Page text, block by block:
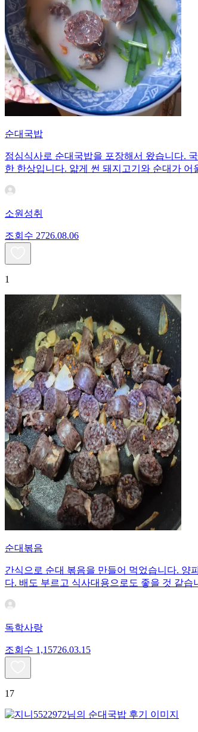
순대국밥
점심식사로 순대국밥을 포장해서 왔습니다.
한 한상입니다. 얇게 썬 돼지고기와 순대가 어
소원성취
조회수 2726.08.06
1
순대볶음
간식으로 순대 볶음을 만들어 먹었습니다. 양
다. 배도 부르고 식사대용으로도 좋을 것 같습
독학사랑
조회수 1,15726.03.15
17